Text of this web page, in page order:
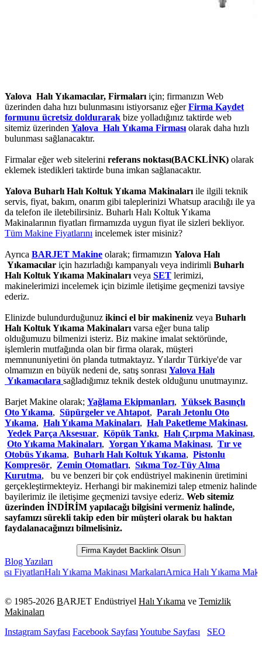
Yalova Halı Yıkamacılar, Firmalarıiçin; firmanızın Web
üzerinden daha hızı bulunmasını istiyorsanız eğerFirma Kaydet
formunu ücretsiz doldurarak bize yolladığınız taktirde web
sitemiz üzerinden Yalova Halı Yıkama Firmasıolarak daha hızlı
bulunması sağlanacaktır.
Firmalar eğer web sitelerini referans noktası(BACKLİNK) olarak
eklemek istedikleri taktirde buna imkan sağlanacaktır.
Yalova Buharlı Halı Koltuk Yıkama Makinalarıile ilgili teknik
servis, fiyat, bakım, onarım gibi taleplerinizi Whatsup aracılığı ile ya
da telefon ile iletebilirsiniz. Buharlı Halı Koltuk Yıkama
Makinalarının fiyatları firmamızda uygun fiyat ile sizleri bekliyor.
Tüm Makine Fiyatlarını incelemek ister misiniz?
Ayrıca BARJET Makine olarak; firmamızın Yalova Halı
Yıkamacılar için hazırladığı kampanyalı veya indirimli Buharlı
Halı Koltuk Yıkama Makinalarıveya SET lerimizi,
makinelerimizi incelemek için bizimle iletişime geçmenizi tavsiye
ederiz.
Elinizde bulundurduğunuz ikinci el bir makineniz veya Buharlı
Halı Koltuk Yıkama Makinalarıvarsa eğer buna talip
olduğumuzu bilmenizi isteriz. Biz makine imalat sektöründe,
işlemlerin mutfağında olan bir firma olarak, müşteri
memnununiyetini ön planda tutmaktayız. Yılardır Türkiye'de var
olmamızın en büyük nedeni de, satış sonrası Yalova Halı
Yıkamacılara sağladığımız teknik destek olduğunu unutmayınız.
Barjet Makine olarak; Yağlama Ekipmanları, Yüksek Basınçlı
Oto Yıkama, Süpürgeler ve Ahtapot, Paralı Jetonlu Oto
Yıkama, Halı Yıkama Makinaları, Halı Paketleme Makinası,
Yedek Parça Aksesuar, Köpük Tankı, Halı Çırpma Makinası,
Oto Yıkama Makinaları, Yorgan Yıkama Makinası, Tır ve
Otobüs Yıkama, Buharlı Halı Koltuk Yıkama, Pistonlu
Kompresör, Zemin Otomatları, Sıkma Toz-Tüy Alma
Kurutma, bu ve benzeri bir çok endüstriyel makinenin üretimini
gerçekleştirmekteyiz. Herhangi bir makinemizi talep etmeniz halinde
bayilerimiz ile iletişime geçmenizi tavsiye ederiz. Web sitemiz
üzerinden İNDİRİM yapılacağı bilgisini vermeniz halinde,
sayfamızı sürekli takip eden bir müşteri olarak bu haktan
faydalanacağınızı bilmelisiniz.
Firma Kaydet Backlink Olsun
Blog Yazıları
Halı Yıkama Makinası MarkalarıArnica Halı Yıkama Makinesi
© 1985-2026 BARJET Endüstriyel Halı Yıkama ve Temizlik
Makinaları
Instagram Sayfası Facebook SayfasıYoutube Sayfası SEO